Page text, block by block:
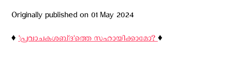
Originally published on 01 May 2024
♦️ 'പ്രവാചകശബ്‌ദ'ത്തെ സഹായിക്കാമോ?♦️